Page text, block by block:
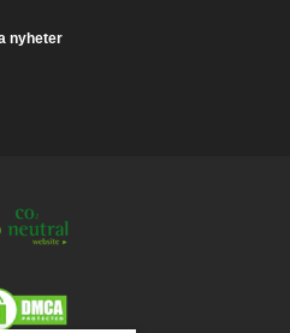
nyheter